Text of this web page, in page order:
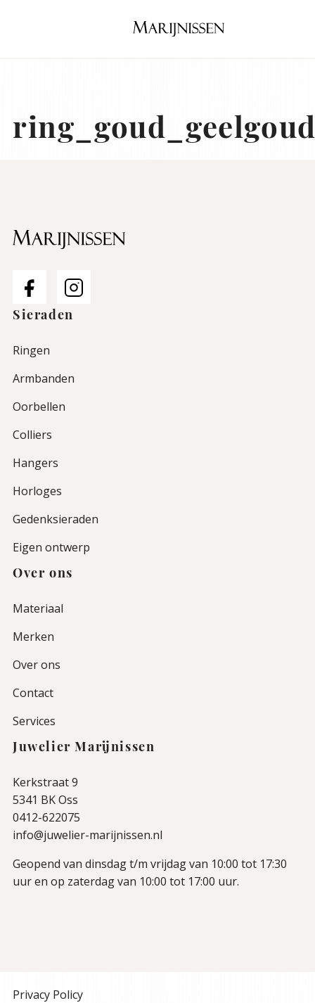
Home
Sieraden
Ringen
Armbanden
Oorbellen
Colliers
Hangers
Horloges
Gedenksieraden
Eigen ontwerp
Over ons
Materiaal
Merken
Over ons
Contact
Services
Juwelier Marijnissen
Kerkstraat 9
5341 BK Oss
0412-622075
info@juwelier-marijnissen.nl
Geopend van dinsdag t/m vrijdag van 10:00 tot 17:30
uur en op zaterdag van 10:00 tot 17:00 uur.
Privacy Policy